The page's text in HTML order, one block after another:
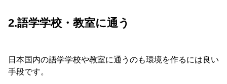
2.語学学校・教室に通う
日本国内の語学学校や教室に通うのも環境を作るには良い
手段です。